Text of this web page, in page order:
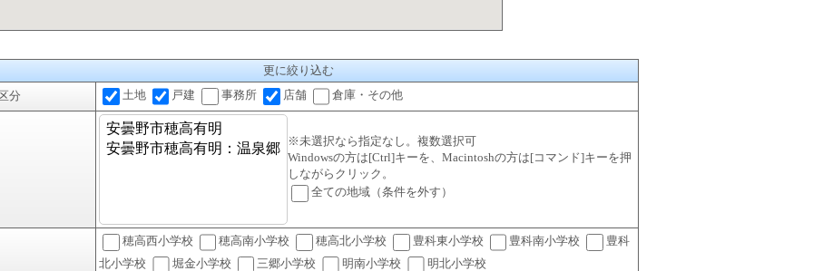
更に絞り込む
分
土地 戸建 事務所 店舗 倉庫・その他
※未選択なら指定なし。複数選択可
Windowsの方は[Ctrl]キーを、Macintoshの方は[コマンド]キーを押
しながらクリック。
全ての地域（条件を外す）
穂高西小学校 穂高南小学校 穂高北小学校 豊科東小学校 豊科南小学校
豊科
北小学校
堀金小学校 三郷小学校 明南小学校 明北小学校